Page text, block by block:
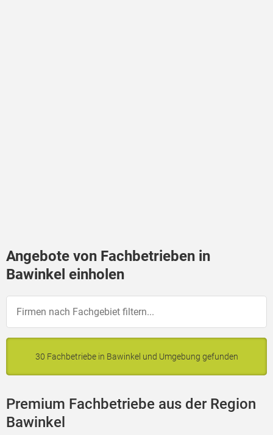
Angebote von Fachbetrieben in
Bawinkel einholen
30 Fachbetriebe in Bawinkel und Umgebung gefunden
Premium Fachbetriebe aus der Region
Bawinkel